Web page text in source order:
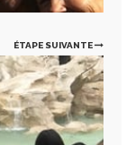
ÉTAPE SUIVANTE